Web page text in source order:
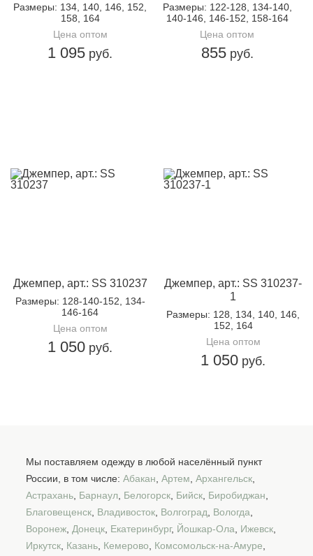
Размеры: 134, 140, 146, 152,
158, 164
Цена оптом
1 095 руб.
Размеры: 122-128, 134-140,
140-146, 146-152, 158-164
Цена оптом
855руб.
Джемпер, арт.: SS 310237
Размеры: 128-140-152, 134-
146-164
Цена оптом
1 050 руб.
Джемпер, арт.: SS 310237-
1
Размеры: 128, 134, 140, 146,
152, 164
Цена оптом
1 050 руб.
Мы поставляем одежду в любой населённый пункт
России, в том числе: Абакан, Артем, Архангельск,
Астрахань, Барнаул, Белогорск, Бийск, Биробиджан,
Благовещенск, Владивосток, Волгоград, Вологда,
Воронеж, Донецк, Екатеринбург, Йошкар-Ола, Ижевск,
Иркутск, Казань, Кемерово, Комсомольск-на-Амуре,